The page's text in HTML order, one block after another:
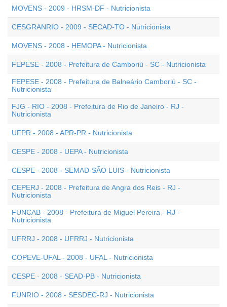
MOVENS - 2009 - HRSM-DF - Nutricionista
CESGRANRIO - 2009 - SECAD-TO - Nutricionista
MOVENS - 2008 - HEMOPA - Nutricionista
FEPESE - 2008 - Prefeitura de Camboriú - SC - Nutricionista
FEPESE - 2008 - Prefeitura de Balneário Camboriú - SC -
Nutricionista
FJG - RIO - 2008 - Prefeitura de Rio de Janeiro - RJ -
Nutricionista
UFPR - 2008 - APR-PR - Nutricionista
CESPE - 2008 - UEPA - Nutricionista
CESPE - 2008 - SEMAD-SÃO LUIS - Nutricionista
CEPERJ - 2008 - Prefeitura de Angra dos Reis - RJ -
Nutricionista
FUNCAB - 2008 - Prefeitura de Miguel Pereira - RJ -
Nutricionista
UFRRJ - 2008 - UFRRJ - Nutricionista
COPEVE-UFAL - 2008 - UFAL - Nutricionista
CESPE - 2008 - SEAD-PB - Nutricionista
FUNRIO - 2008 - SESDEC-RJ - Nutricionista